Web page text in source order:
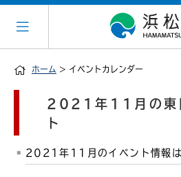
ホーム > イベントカレンダー
2021年11月の東
ト
2021年11月のイベント情報は